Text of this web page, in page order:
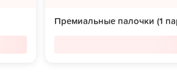
Премиальные палочки (1